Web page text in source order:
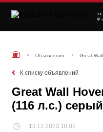
Объявления Great Wall
К списку объявлений
Great Wall
(116 л.с.)
13.12.2023 18:02